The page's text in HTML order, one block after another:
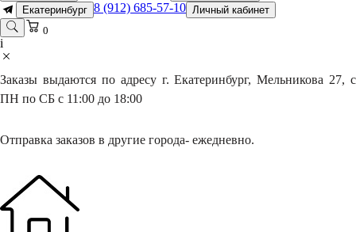
Екатеринбург 8 (912) 685-57-10 Личный кабинет
0
i
Заказы выдаются по адресу г. Екатеринбург, Мельникова 27, с
ПН по СБ с 11:00 до 18:00
Отправка заказов в другие города- ежедневно.